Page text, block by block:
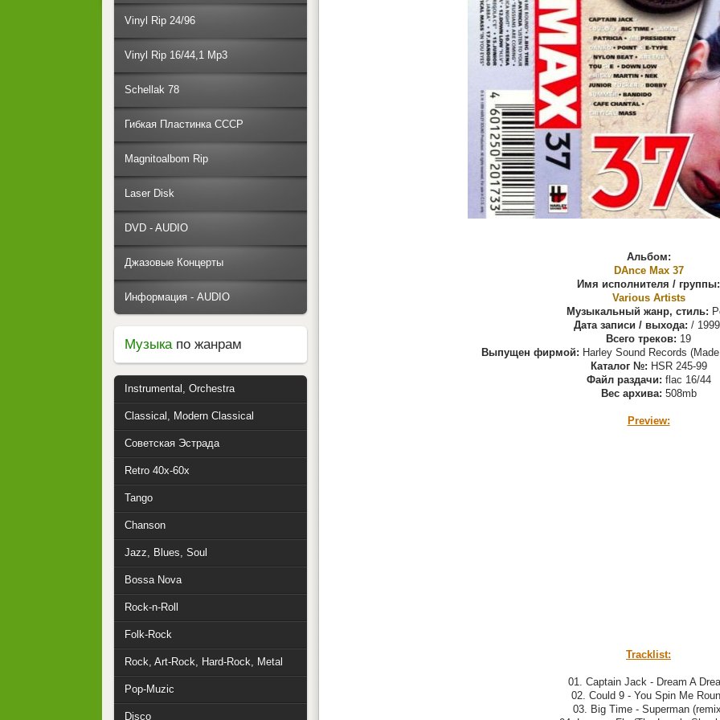
Альбом:
DAnce Max 37
Имя исполнителя / группы:
Various Artists
Музыкальный жанр, стиль:
Дата записи / выхода: /
Всего треков: 19
Выпущен фирмой: Harley Sound Records
Каталог №: HSR 245-99
Файл раздачи: flac 16/44
Вес архива: 508mb
Preview:
Tracklist:
01. Captain Jack - Dream A
02. Could 9 - You Spin Me
03. Big Time - Superman
Vinyl Rip 24/96
Vinyl Rip 16/44,1 Mp3
Schellak 78
Гибкая Пластинка СССР
Magnitoalbom Rip
Laser Disk
DVD - AUDIO
Джазовые Концерты
Информация - AUDIO
Музыкапо жанрам
Instrumental, Orchestra
Classical, Modern Classical
Советская Эстрада
Retro 40x-60x
Tango
Chanson
Jazz, Blues, Soul
Bossa Nova
Rock-n-Roll
Folk-Rock
Rock, Art-Rock, Hard-Rock, Metal
Pop-Muzic
Disco